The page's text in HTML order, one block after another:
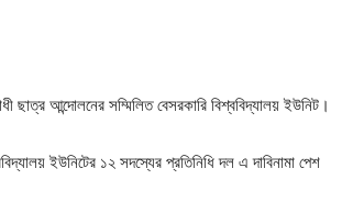
ছাত্র আন্দোলনের সম্মিলিত বেসরকারি বিশ্ববিদ্যালয় ইউনিট।
ইউনিটের ১২ সদস্যের প্রতিনিধি দল এ দাবিনামা পেশ